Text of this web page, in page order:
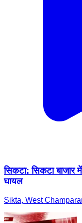
सिकटा: सिकटा बाजार
घायल
Sikta, West